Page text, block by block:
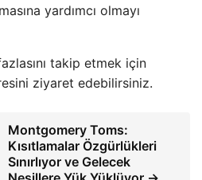
yardımcı olmayı
takip etmek için
ziyaret edebilirsiniz.
Montgomery Toms:
Kısıtlamalar Özgürlükleri
Sınırlıyor ve Gelecek